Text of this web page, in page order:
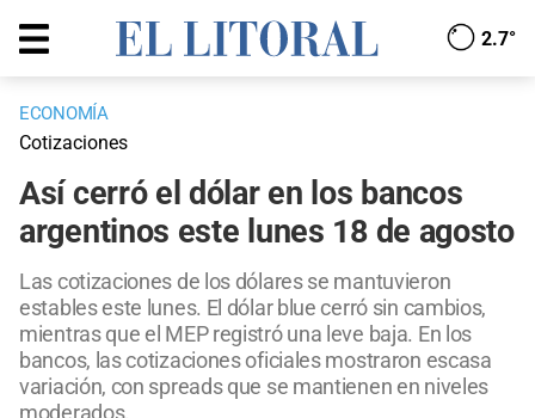
2.7°
ECONOMÍA
Cotizaciones
Así cerró el dólar en los bancos
argentinos este lunes 18 de agosto
Las cotizaciones de los dólares se mantuvieron
estables este lunes. El dólar blue cerró sin cambios,
mientras que el MEP registró una leve baja. En los
bancos, las cotizaciones oficiales mostraron escasa
variación, con spreads que se mantienen en niveles
moderados.